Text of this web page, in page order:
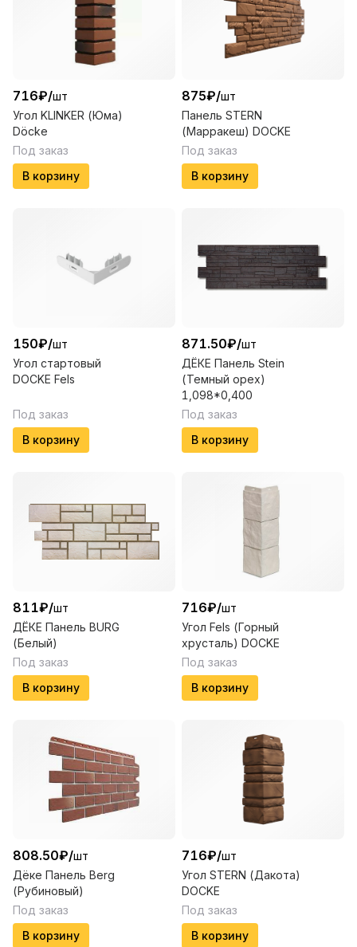
716₽/шт
Угол KLINKER (Юма)
Döcke
Под заказ
В корзину
875₽/шт
Панель STERN
(Марракеш) DOCKE
Под заказ
В корзину
150₽/шт
Угол стартовый
DOCKE Fels
Под заказ
В корзину
871.50₽/шт
ДЁКЕ Панель Stein
(Темный орех)
1,098*0,400
Под заказ
В корзину
811₽/шт
ДЁКЕ Панель BURG
(Белый)
Под заказ
В корзину
716₽/шт
Угол Fels (Горный
хрусталь) DOCKE
Под заказ
В корзину
808.50₽/шт
Дёке Панель Berg
(Рубиновый)
Под заказ
В корзину
716₽/шт
Угол STERN (Дакота)
DOCKE
Под заказ
В корзину